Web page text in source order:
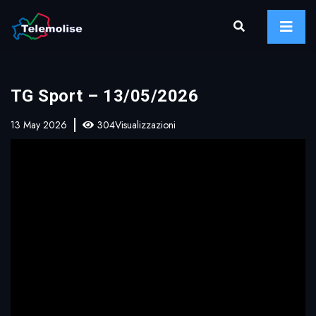
TG Sport – 13/05/2026
13 May 2026 304Visualizzazioni